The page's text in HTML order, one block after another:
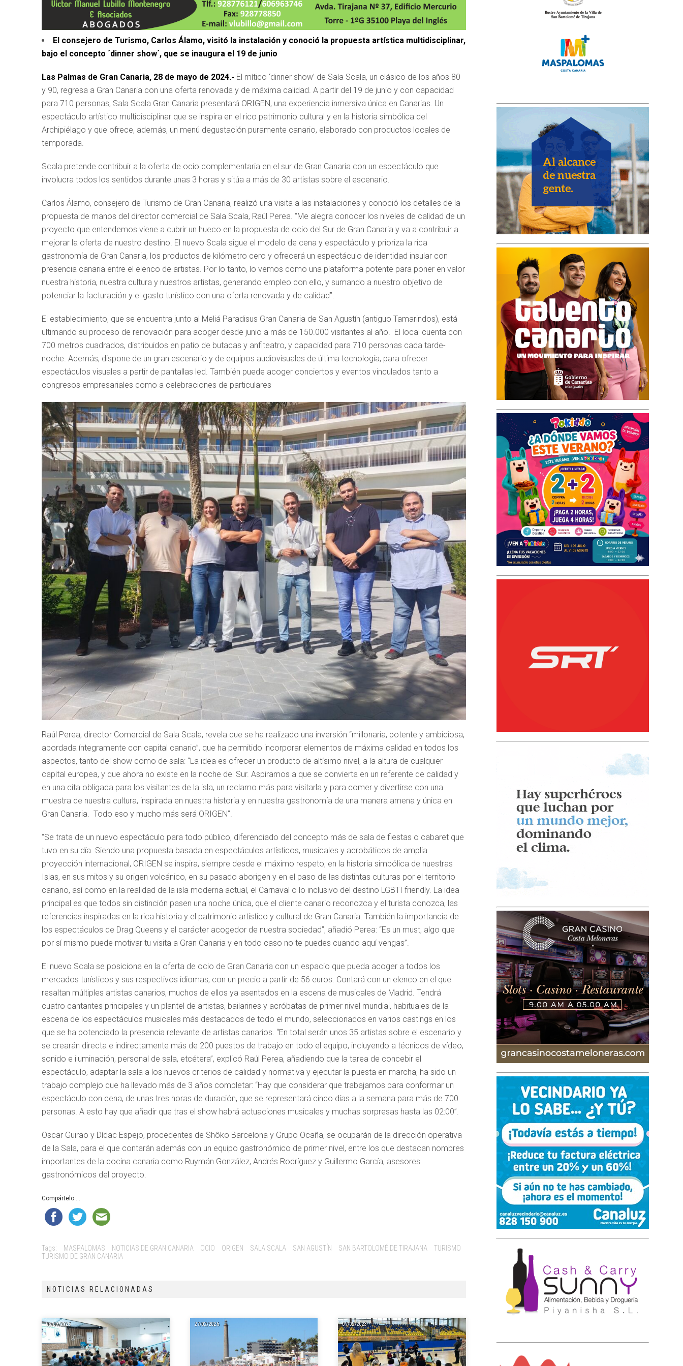
El consejero de Turismo, Carlos Álamo, visitó la instalación y conoció la propuesta artística multidisciplinar,
bajo el concepto ´dinner show´, que se inaugura el 19 de junio
Las Palmas de Gran Canaria, 28 de mayo de 2024.- El mítico ‘dinner show’ de Sala Scala, un clásico de los años 80
y 90, regresa a Gran Canaria con una oferta renovada y de máxima calidad. A partir del 19 de junio y con capacidad
para 710 personas, Sala Scala Gran Canaria presentará ORIGEN, una experiencia inmersiva única en Canarias. Un
espectáculo artístico multidisciplinar que se inspira en el rico patrimonio cultural y en la historia simbólica del
Archipiélago y que ofrece, además, un menú degustación puramente canario, elaborado con productos locales de
temporada.
Scala pretende contribuir a la oferta de ocio complementaria en el sur de Gran Canaria con un espectáculo que
involucra todos los sentidos durante unas 3 horas y sitúa a más de 30 artistas sobre el escenario.
Carlos Álamo, consejero de Turismo de Gran Canaria, realizó una visita a las instalaciones y conoció los detalles de la
propuesta de manos del director comercial de Sala Scala, Raúl Perea. “Me alegra conocer los niveles de calidad de un
proyecto que entendemos viene a cubrir un hueco en la propuesta de ocio del Sur de Gran Canaria y va a contribuir a
mejorar la oferta de nuestro destino. El nuevo Scala sigue el modelo de cena y espectáculo y prioriza la rica
gastronomía de Gran Canaria, los productos de kilómetro cero y ofrecerá un espectáculo de identidad insular con
presencia canaria entre el elenco de artistas. Por lo tanto, lo vemos como una plataforma potente para poner en valor
nuestra historia, nuestra cultura y nuestros artistas, generando empleo con ello, y sumando a nuestro objetivo de
potenciar la facturación y el gasto turístico con una oferta renovada y de calidad”.
El establecimiento, que se encuentra junto al Meliá Paradisus Gran Canaria de San Agustín (antiguo Tamarindos), está
ultimando su proceso de renovación para acoger desde junio a más de 150.000 visitantes al año. El local cuenta con
700 metros cuadrados, distribuidos en patio de butacas y anfiteatro, y capacidad para 710 personas cada tarde-
noche. Además, dispone de un gran escenario y de equipos audiovisuales de última tecnología, para ofrecer
espectáculos visuales a partir de pantallas led. También puede acoger conciertos y eventos vinculados tanto a
congresos empresariales como a celebraciones de particulares
Raúl Perea, director Comercial de Sala Scala, revela que se ha realizado una inversión “millonaria, potente y ambiciosa,
abordada íntegramente con capital canario”, que ha permitido incorporar elementos de máxima calidad en todos los
aspectos, tanto del show como de sala: “La idea es ofrecer un producto de altísimo nivel, a la altura de cualquier
capital europea, y que ahora no existe en la noche del Sur. Aspiramos a que se convierta en un referente de calidad y
en una cita obligada para los visitantes de la isla, un reclamo más para visitarla y para comer y divertirse con una
muestra de nuestra cultura, inspirada en nuestra historia y en nuestra gastronomía de una manera amena y única en
Gran Canaria. Todo eso y mucho más será ORIGEN”.
“Se trata de un nuevo espectáculo para todo público, diferenciado del concepto más de sala de fiestas o cabaret que
tuvo en su día. Siendo una propuesta basada en espectáculos artísticos, musicales y acrobáticos de amplia
proyección internacional, ORIGEN se inspira, siempre desde el máximo respeto, en la historia simbólica de nuestras
Islas, en sus mitos y su origen volcánico, en su pasado aborigen y en el paso de las distintas culturas por el territorio
canario, así como en la realidad de la isla moderna actual, el Carnaval o lo inclusivo del destino LGBTI friendly. La idea
principal es que todos sin distinción pasen una noche única, que el cliente canario reconozca y el turista conozca, las
referencias inspiradas en la rica historia y el patrimonio artístico y cultural de Gran Canaria. También la importancia de
los espectáculos de Drag Queens y el carácter acogedor de nuestra sociedad”, añadió Perea: “Es un must, algo que
por sí mismo puede motivar tu visita a Gran Canaria y en todo caso no te puedes cuando aquí vengas”.
El nuevo Scala se posiciona en la oferta de ocio de Gran Canaria con un espacio que pueda acoger a todos los
mercados turísticos y sus respectivos idiomas, con un precio a partir de 56 euros. Contará con un elenco en el que
resaltan múltiples artistas canarios, muchos de ellos ya asentados en la escena de musicales de Madrid. Tendrá
cuatro cantantes principales y un plantel de artistas, bailarines y acróbatas de primer nivel mundial, habituales de la
escena de los espectáculos musicales más destacados de todo el mundo, seleccionados en varios castings en los
que se ha potenciado la presencia relevante de artistas canarios. “En total serán unos 35 artistas sobre el escenario y
se crearán directa e indirectamente más de 200 puestos de trabajo en todo el equipo, incluyendo a técnicos de vídeo,
sonido e iluminación, personal de sala, etcétera”, explicó Raúl Perea, añadiendo que la tarea de concebir el
espectáculo, adaptar la sala a los nuevos criterios de calidad y normativa y ejecutar la puesta en marcha, ha sido un
trabajo complejo que ha llevado más de 3 años completar: “Hay que considerar que trabajamos para conformar un
espectáculo con cena, de unas tres horas de duración, que se representará cinco días a la semana para más de 700
personas. A esto hay que añadir que tras el show habrá actuaciones musicales y muchas sorpresas hasta las 02:00”.
Oscar Guirao y Dídac Espejo, procedentes de Shôko Barcelona y Grupo Ocaña, se ocuparán de la dirección operativa
de la Sala, para el que contarán además con un equipo gastronómico de primer nivel, entre los que destacan nombres
importantes de la cocina canaria como Ruymán González, Andrés Rodríguez y Guillermo García, asesores
gastronómicos del proyecto.
Compártelo ...
Tags: MASPALOMAS NOTICIAS DE GRAN CANARIA OCIO ORIGEN SALA SCALA SAN AGUSTÍN SAN BARTOLOMÉ DE TIRAJANA
TURISMO
TURISMO DE GRAN CANARIA
NOTICIAS RELACIONADAS
03/09/2025 27/02/2026 07/02/2023